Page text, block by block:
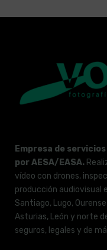
Empresa de
por AESA/EASA.
vídeo con drones,
producción audiovisual
Santiago, Lugo,
Asturias, León y norte
seguros, legales y de